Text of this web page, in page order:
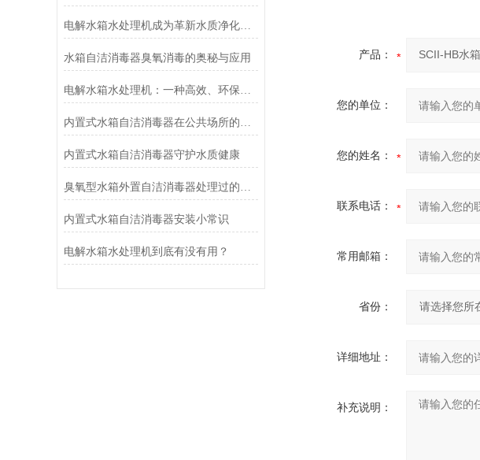
电解水箱水处理机成为革新水质净化的科技先锋
水箱自洁消毒器臭氧消毒的奥秘与应用
电解水箱水处理机：一种高效、环保的水质改善解决方案
内置式水箱自洁消毒器在公共场所的应用
内置式水箱自洁消毒器守护水质健康
臭氧型水箱外置自洁消毒器处理过的水有没有残留？
内置式水箱自洁消毒器安装小常识
电解水箱水处理机到底有没有用？
产品：
您的单位：
您的姓名：
联系电话：
常用邮箱：
省份：
详细地址：
补充说明：